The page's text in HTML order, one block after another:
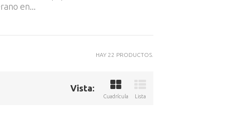
en...
HAY 22 PRODUCTOS.
Vista:
Cuadrícula Lista